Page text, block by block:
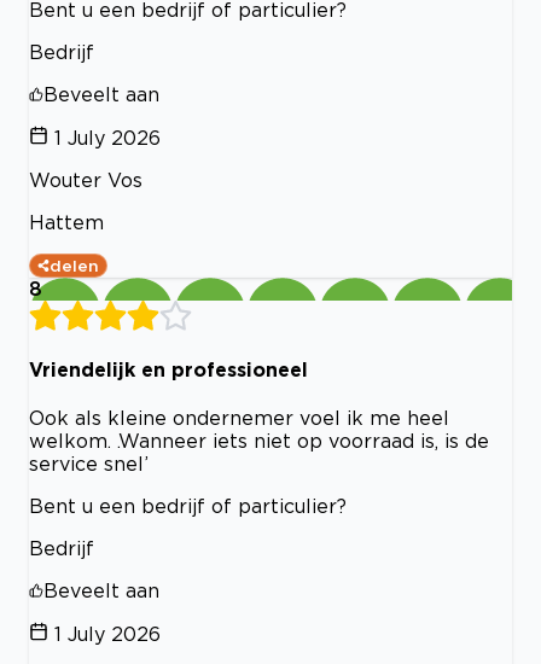
Bent u een bedrijf of particulier?
Bedrijf
Beveelt aan
1 July 2026
Wouter Vos
Hattem
delen
8
Vriendelijk en professioneel
Ook als kleine ondernemer voel ik me heel
welkom. .Wanneer iets niet op voorraad is, is de
service snel’
Bent u een bedrijf of particulier?
Bedrijf
Beveelt aan
1 July 2026